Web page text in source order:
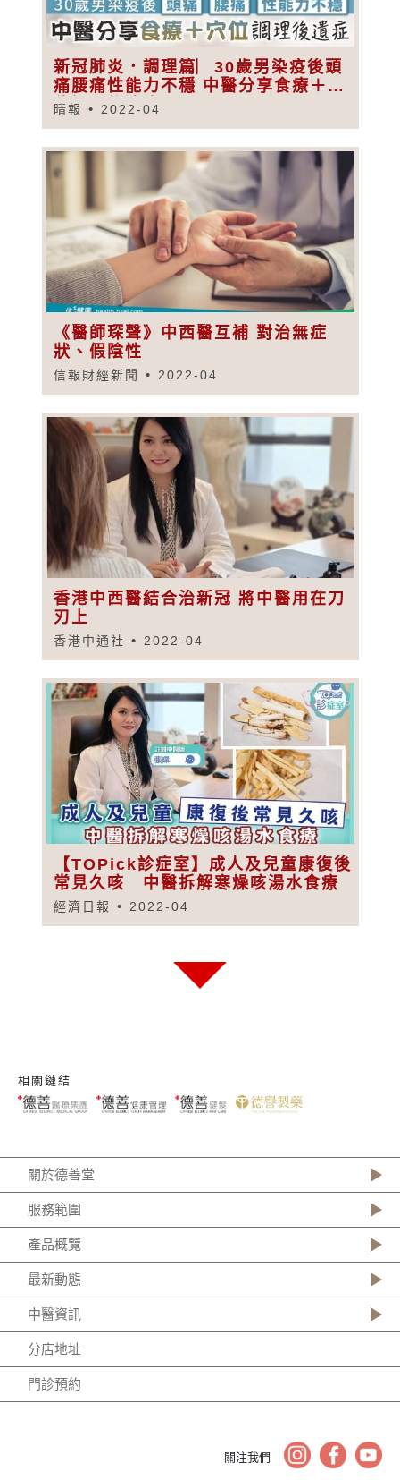
新冠肺炎．調理篇︳30歲男染疫後頭
痛腰痛性能力不穩 中醫分享食療＋穴
位調理後遺症
晴報 2022-04
《醫師琛聲》中西醫互補 對治無症
狀、假陰性
信報財經新聞 2022-04
香港中西醫結合治新冠 將中醫用在刀
刃上
香港中通社 2022-04
【TOPick診症室】成人及兒童康復後
常見久咳 中醫拆解寒燥咳湯水食療
經濟日報 2022-04
相關鏈結
關於德善堂
服務範圍
產品概覽
最新動態
中醫資訊
分店地址
門診預約
關注我們